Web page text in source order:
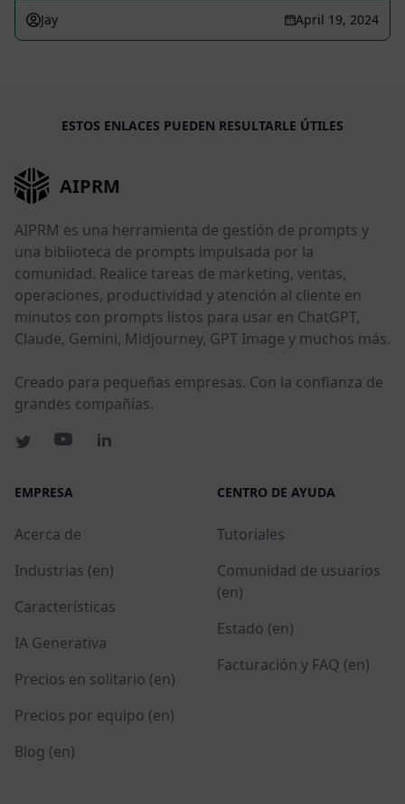
Jay April 19, 2024
ESTOS ENLACES PUEDEN RESULTARLE ÚTILES
AIPRM
AIPRM es una herramienta de gestión de prompts y
una biblioteca de prompts impulsada por la
comunidad. Realice tareas de marketing, ventas,
operaciones, productividad y atención al cliente en
minutos con prompts listos para usar en ChatGPT,
Claude, Gemini, Midjourney, GPT Image y muchos más.
Creado para pequeñas empresas. Con la confianza de
grandes compañías.
EMPRESA
Acerca de
Industrias (en)
Características
IA Generativa
Precios en solitario (en)
Precios por equipo (en)
Blog (en)
CENTRO DE AYUDA
Tutoriales
Comunidad de usuarios
(en)
Estado (en)
Facturación y FAQ (en)